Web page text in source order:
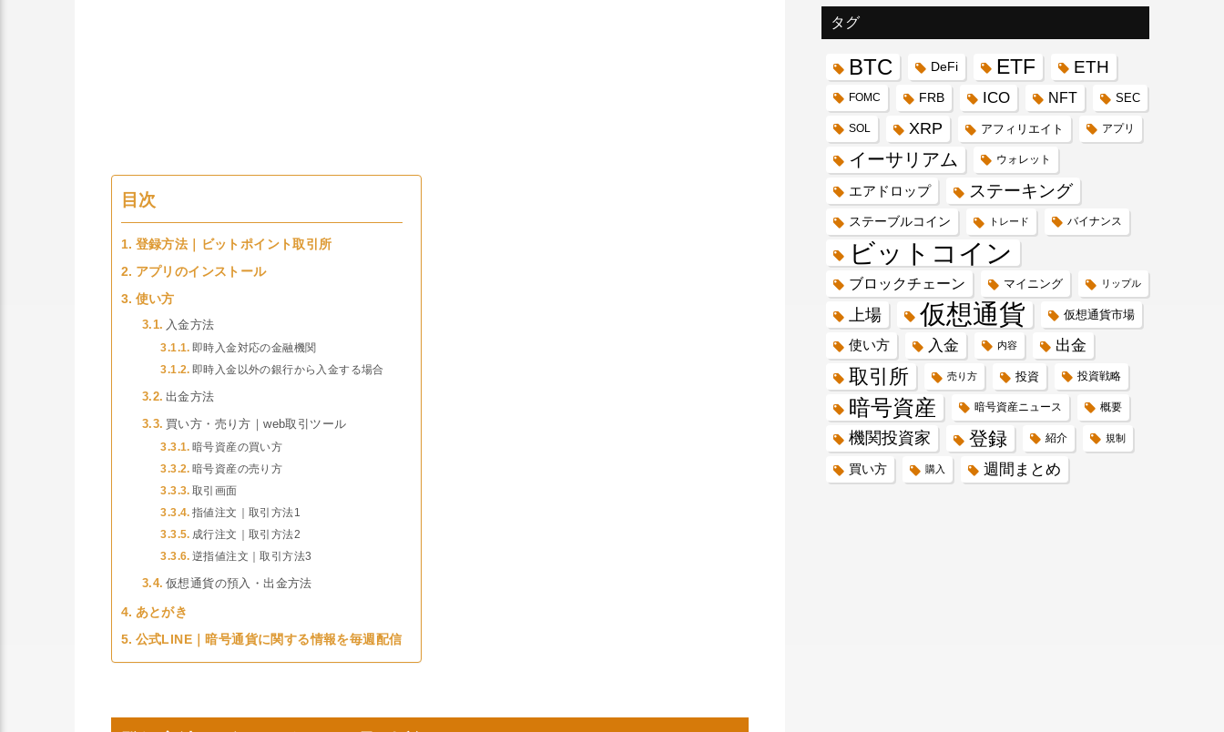
目次
登録方法｜ビットポイント取引所
アプリのインストール
使い方
入金方法
即時入金対応の金融機関
即時入金以外の銀行から入金する場合
出金方法
買い方・売り方｜web取引ツール
暗号資産の買い方
暗号資産の売り方
取引画面
指値注文｜取引方法1
成行注文｜取引方法2
逆指値注文｜取引方法3
仮想通貨の預入・出金方法
あとがき
公式LINE｜暗号通貨に関する情報を毎週配信
タグ
BTC DeFi ETF ETH
FOMC FRB ICO NFT SEC
SOL XRP アフィリエイト アプリ
イーサリアム ウォレット
エアドロップ ステーキング
ステーブルコイン トレード バイナンス
ビットコイン
ブロックチェーン マイニング リップル
上場 仮想通貨 仮想通貨市場
使い方 入金 内容 出金
取引所 売り方 投資 投資戦略
暗号資産 暗号資産ニュース 概要
機関投資家 登録 紹介 規制
買い方 購入 週間まとめ